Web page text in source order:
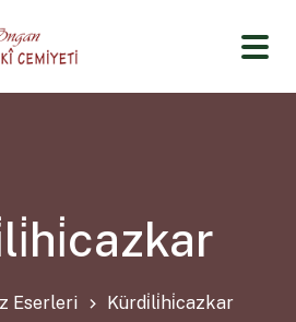
Eserleri Kürdi̇li̇hi̇cazkar